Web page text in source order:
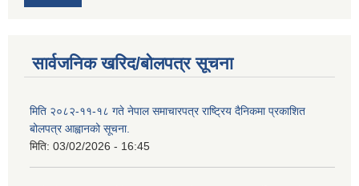
सार्वजनिक खरिद/बोलपत्र सूचना
मिति २०८२-११-१८ गते नेपाल समाचारपत्र राष्ट्रिय दैनिकमा प्रकाशित
बोलपत्र आह्वानको सूचना.
मिति: 03/02/2026 - 16:45